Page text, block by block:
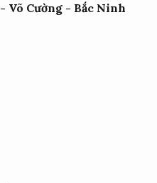
Võ Cường - Bắc Ninh